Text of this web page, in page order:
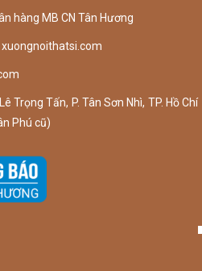
hàng MB CN Tân Hương
xuongnoithatsi.com
Trọng Tấn, P. Tân Sơn Nhì, TP. Hồ Chí
Phú cũ)